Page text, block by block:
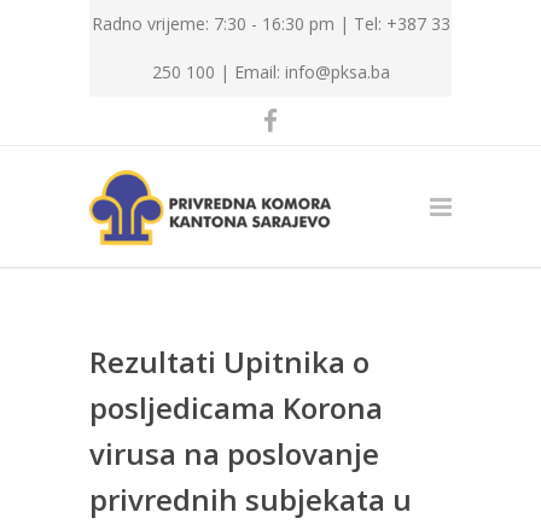
Radno vrijeme: 7:30 - 16:30 pm | Tel: +387 33
250 100 | Email: info@pksa.ba
Rezultati Upitnika o
posljedicama Korona
virusa na poslovanje
privrednih subjekata u